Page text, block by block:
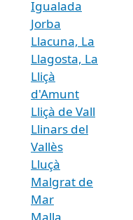
Igualada
Jorba
Llacuna, La
Llagosta, La
Lliçà
d'Amunt
Lliçà de Vall
Llinars del
Vallès
Lluçà
Malgrat de
Mar
Malla